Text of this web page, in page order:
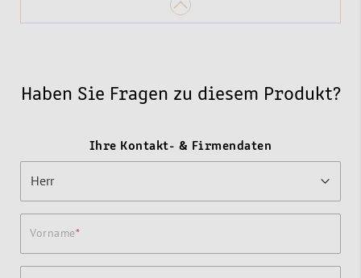
Haben Sie Fragen zu diesem Produkt?
Ihre Kontakt- & Firmendaten
Vorname